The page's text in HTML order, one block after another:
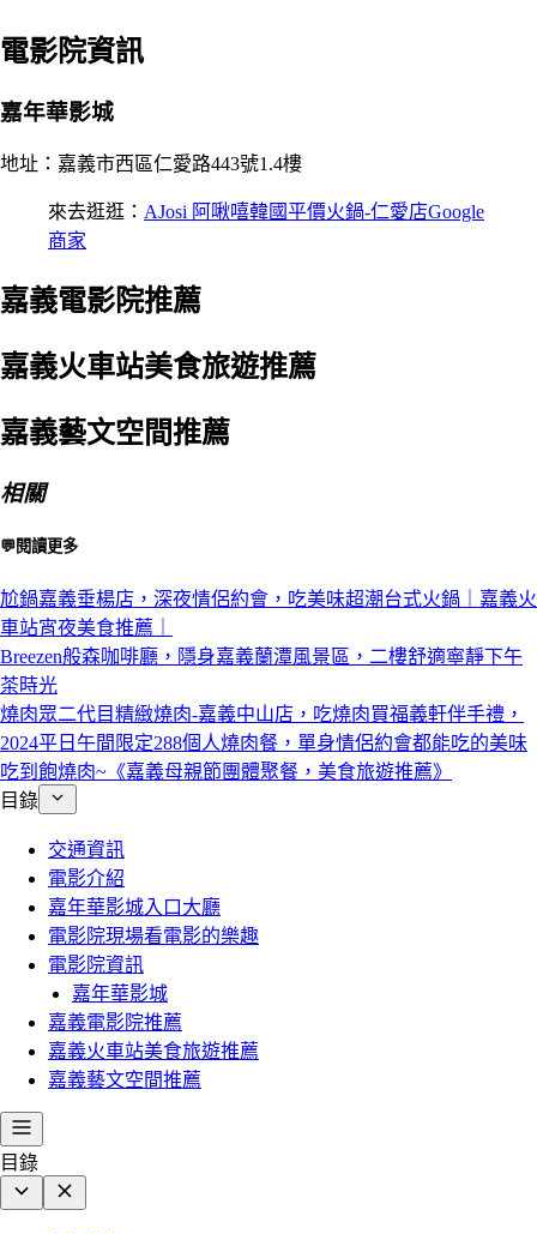
電影院資訊
嘉年華影城
地址：嘉義市西區仁愛路443號1.4樓
來去逛逛： AJosi 阿啾嘻韓國平價火鍋-仁愛店Google
商家
嘉義電影院推薦
嘉義火車站美食旅遊推薦
嘉義藝文空間推薦
相關
💬閱讀更多
尬鍋嘉義垂楊店，深夜情侶約會，吃美味超潮台式火鍋｜嘉義火
車站宵夜美食推薦｜
Breezen般森咖啡廳，隱身嘉義蘭潭風景區，二樓舒適寧靜下午
茶時光
燒肉眾二代目精緻燒肉-嘉義中山店，吃燒肉買福義軒伴手禮，
2024平日午間限定288個人燒肉餐，單身情侶約會都能吃的美味
吃到飽燒肉~《嘉義母親節團體聚餐，美食旅遊推薦》
目錄
交通資訊
電影介紹
嘉年華影城入口大廳
電影院現場看電影的樂趣
電影院資訊
嘉年華影城
嘉義電影院推薦
嘉義火車站美食旅遊推薦
嘉義藝文空間推薦
目錄